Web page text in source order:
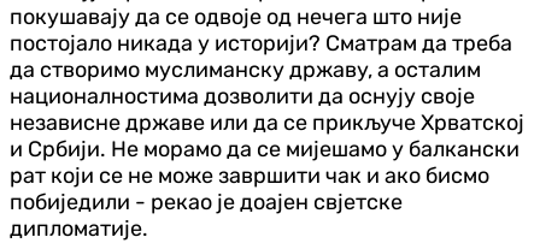
покушавају да се одвоје од нечега што није
постојало никада у историји? Сматрам да треба
да створимо муслиманску државу, а осталим
националностима дозволити да оснују своје
независне државе или да се прикључе Хрватској
и Србији. Не морамо да се мијешамо у балкански
рат који се не може завршити чак и ако бисмо
побиједили - рекао је доајен свјетске
дипломатије.